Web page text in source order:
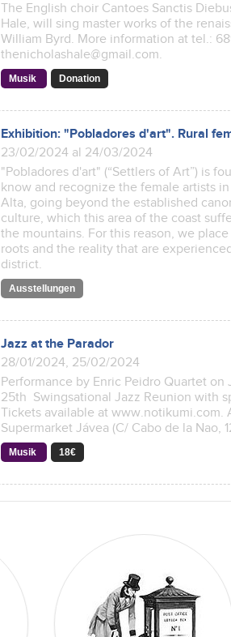
The English choir Cantoes Sanctis
Hale, will sing master works of the
William Byrd. More information at tel.:
thenicholashale@gmail.com.
Musik Donation
Exhibition: "Pobladores d'art". Rural
23/02/2024 al 24/03/2024
"Pobladores d'art" (“Settlers of Art”) is
know and recognize the female artists
Alta, going beyond the established
culture, which this area of the coast
the mountains. For this reason, we
roots and the reality that are
district.
Ausstellungen
Jazz at the Parador
28/01/2024, 25/02/2024
Performance by Enric Peidro Quartet
25th Swingsational Jazz Reunion with
Tickets available at www.notikumi.com.
Supermarket Jávea (C/ Cabo de la Nao,
Musik 18€